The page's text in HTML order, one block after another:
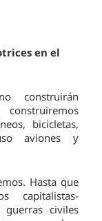
en el
construirán
bicicletas,
aviones y
Hasta que
capitalistas-
civiles